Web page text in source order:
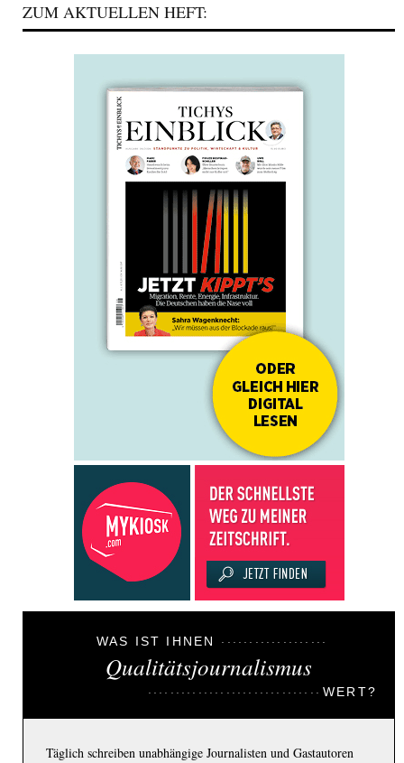
ZUM AKTUELLEN HEFT:
WAS IST IHNEN
Qualitätsjournalismus
WERT?
Täglich schreiben unabhängige Journalisten und Gastautoren